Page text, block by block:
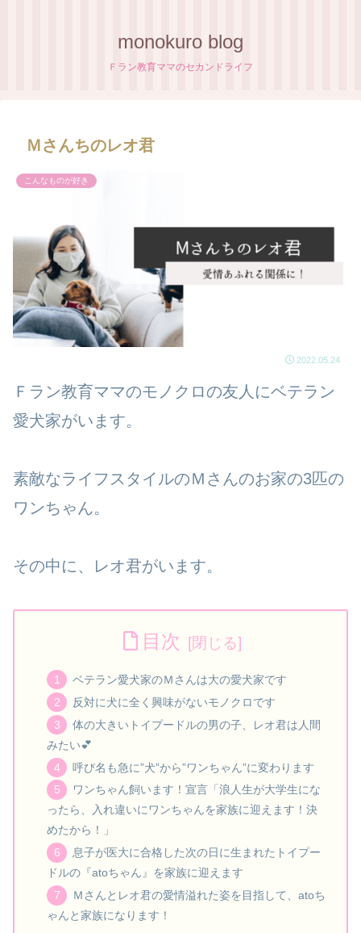
monokuro blog
Ｆラン教育ママのセカンドライフ
Ｍさんちのレオ君
こんなものが好き
2022.05.24
Ｆラン教育ママのモノクロの友人にベテラン
愛犬家がいます。
素敵なライフスタイルのＭさんのお家の3匹の
ワンちゃん。
その中に、レオ君がいます。
目次
ベテラン愛犬家のＭさんは大の愛犬家です
反対に犬に全く興味がないモノクロです
体の大きいトイプードルの男の子、レオ君は人間
みたい💕
呼び名も急に”犬”から”ワンちゃん”に変わります
ワンちゃん飼います！宣言「浪人生が大学生にな
ったら、入れ違いにワンちゃんを家族に迎えます！決
めたから！」
息子が医大に合格した次の日に生まれたトイプー
ドルの『atoちゃん』を家族に迎えます
Ｍさんとレオ君の愛情溢れた姿を目指して、atoち
ゃんと家族になります！